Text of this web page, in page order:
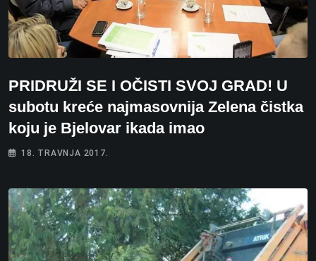
PRIDRUŽI SE I OČISTI SVOJ GRAD! U
subotu kreće najmasovnija Zelena čistka
koju je Bjelovar ikada imao
18. TRAVNJA 2017.